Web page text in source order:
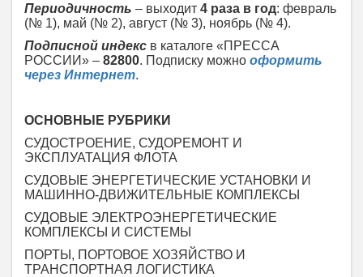
Периодичность – выходит 4 раза в год: февраль
(№ 1), май (№ 2), август (№ 3), ноябрь (№ 4).
Подписной индекс в каталоге «ПРЕССА
РОССИИ» – 82800. Подписку можно оформить
через Интернет.
ОСНОВНЫЕ РУБРИКИ
СУДОСТРОЕНИЕ, СУДОРЕМОНТ И
ЭКСПЛУАТАЦИЯ ФЛОТА
СУДОВЫЕ ЭНЕРГЕТИЧЕСКИЕ УСТАНОВКИ И
МАШИННО-ДВИЖИТЕЛЬНЫЕ КОМПЛЕКСЫ
СУДОВЫЕ ЭЛЕКТРОЭНЕРГЕТИЧЕСКИЕ
КОМПЛЕКСЫ И СИСТЕМЫ
ПОРТЫ, ПОРТОВОЕ ХОЗЯЙСТВО И
ТРАНСПОРТНАЯ ЛОГИСТИКА